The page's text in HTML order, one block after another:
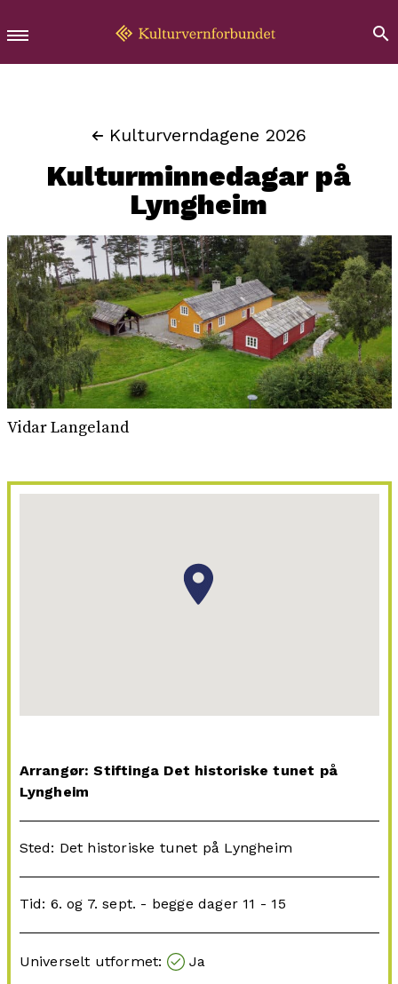
Kulturverndagene 2026
Kulturminnedagar på
Lyngheim
Vidar Langeland
Arrangør: Stiftinga Det historiske tunet på
Lyngheim
Sted: Det historiske tunet på Lyngheim
Tid: 6. og 7. sept. - begge dager 11 - 15
Universelt utformet: Ja